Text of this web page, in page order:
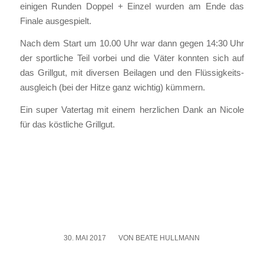
eini­gen Run­den Dop­pel + Ein­zel wur­den am Ende das
Fina­le aus­ge­spielt.
Nach dem Start um 10.00 Uhr war dann gegen 14:30 Uhr
der sport­li­che Teil vor­bei und die Väter konn­ten sich auf
das Grill­gut, mit diver­sen Bei­la­gen und den Flüs­sig­keits­
aus­gleich (bei der Hit­ze ganz wich­tig) küm­mern.
Ein super Vater­tag mit einem herz­li­chen Dank an Nico­le
für das köst­li­che Grill­gut.
30. MAI 2017
/ VON BEATE HULLMANN